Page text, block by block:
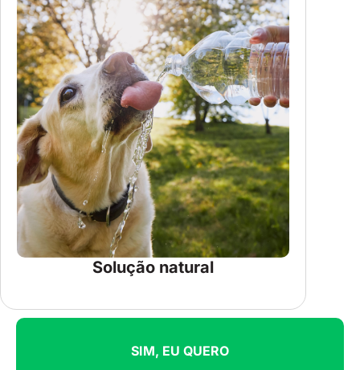
Solução natural
SIM, EU QUERO